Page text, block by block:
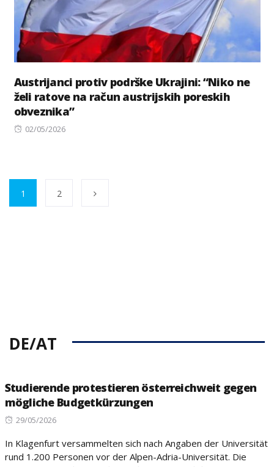
Austrijanci protiv podrške Ukrajini: “Niko ne
želi ratove na račun austrijskih poreskih
obveznika”
Posted
02/05/2026
1 2
DE/AT
Studierende protestieren österreichweit gegen
mögliche Budgetkürzungen
Posted
29/05/2026
In Klagenfurt versammelten sich nach Angaben der Universität
rund 1.200 Personen vor der Alpen-Adria-Universität. Die